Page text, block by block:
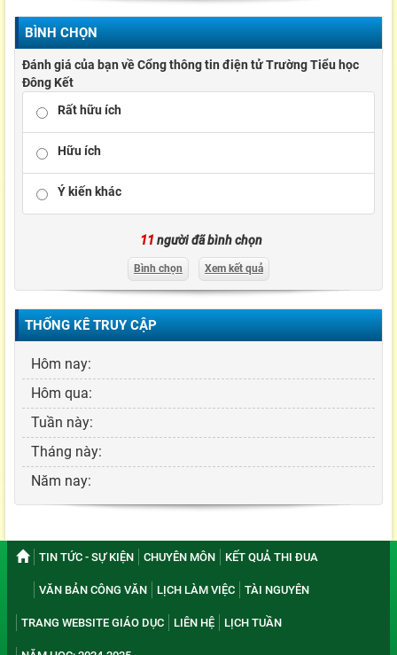
BÌNH CHỌN
Đánh giá của bạn về Cổng thông tin điện tử Trường Tiểu học
Đông Kết
Rất hữu ích
Hữu ích
Ý kiến khác
11 người đã bình chọn
Bình chọn Xem kết quả
THỐNG KÊ TRUY CẬP
Hôm nay:
Hôm qua:
Tuần này:
Tháng này:
Năm nay:
TIN TỨC - SỰ KIỆN CHUYÊN MÔN KẾT QUẢ THI ĐUA
VĂN BẢN CÔNG VĂN LỊCH LÀM VIỆC TÀI NGUYÊN
TRANG WEBSITE GIÁO DỤC LIÊN HỆ LỊCH TUẦN